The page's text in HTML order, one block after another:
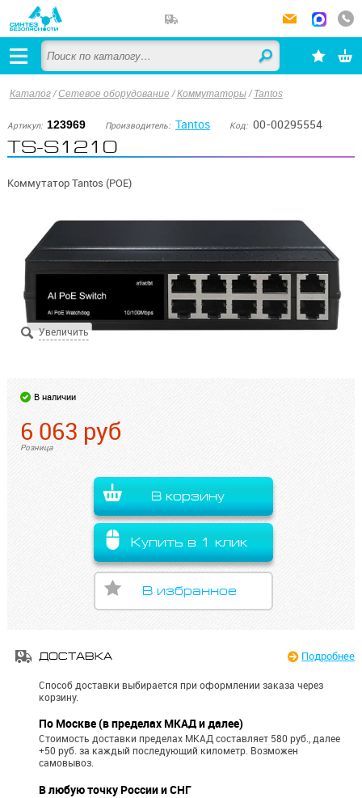
Каталог/Сетевое оборудование /Коммутаторы / Tantos
Артикул: 123969 Производитель: Tantos Код: 00-00295554
TS-S1210
Коммутатор Tantos (POE)
В наличии
6 063 руб
Розница
В корзину
Купить в 1 клик
В избранное
ДОСТАВКА Подробнее
Способ доставки выбирается при оформлении заказа через
корзину.
По Москве (в пределах МКАД и далее)
Стоимость доставки пределах МКАД составляет 580 руб., далее
+50 руб. за каждый последующий километр. Возможен
самовывоз.
В любую точку России и СНГ